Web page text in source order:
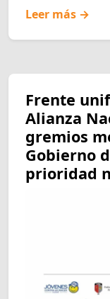
Leer más →
Frente
Alianza
gremios
Gobierno
prioridad